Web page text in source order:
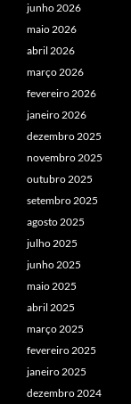
junho 2026
maio 2026
abril 2026
março 2026
fevereiro 2026
janeiro 2026
dezembro 2025
novembro 2025
outubro 2025
setembro 2025
agosto 2025
julho 2025
junho 2025
maio 2025
abril 2025
março 2025
fevereiro 2025
janeiro 2025
dezembro 2024